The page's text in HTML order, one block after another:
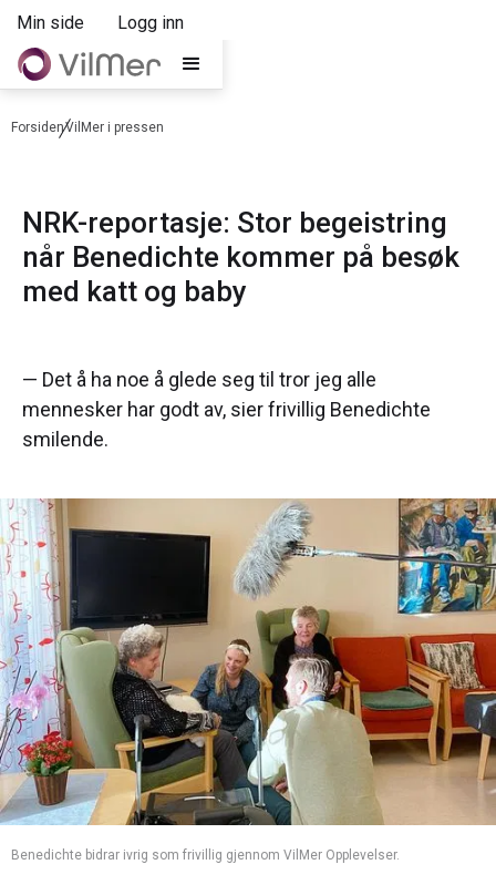
Min side Logg inn
ForsidenVilMer i pressen
NRK-reportasje: Stor begeistring
når Benedichte kommer på besøk
med katt og baby
— Det å ha noe å glede seg til tror jeg alle
mennesker har godt av, sier frivillig Benedichte
smilende.
Benedichte bidrar ivrig som frivillig gjennom VilMer Opplevelser.